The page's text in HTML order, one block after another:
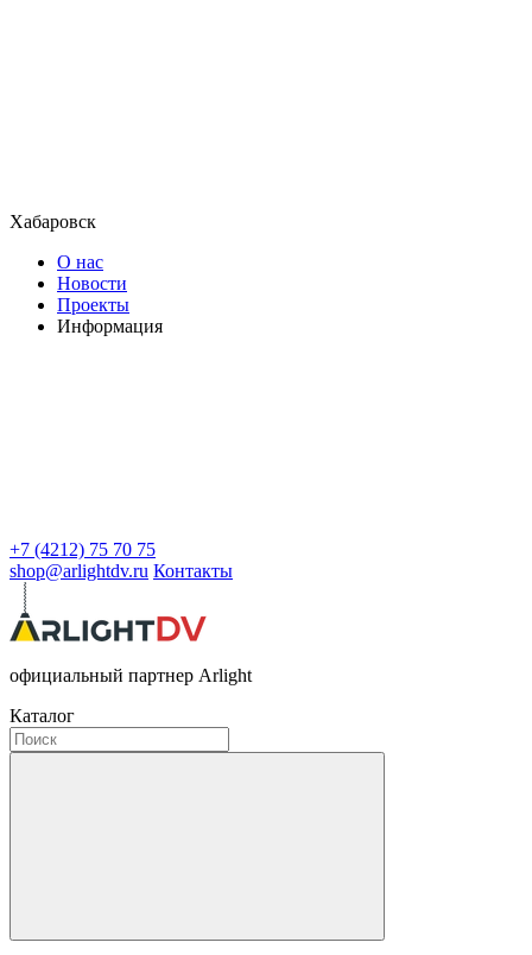
Хабаровск
О нас
Новости
Проекты
Информация
+7 (4212) 75 70 75
shop@arlightdv.ru Контакты
официальный партнер Arlight
Каталог